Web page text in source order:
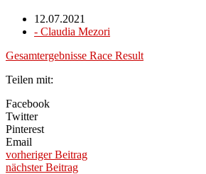
12.07.2021
- Claudia Mezori
Gesamtergebnisse Race Result
Teilen mit:
Facebook
Twitter
Pinterest
Email
vorheriger Beitrag
nächster Beitrag